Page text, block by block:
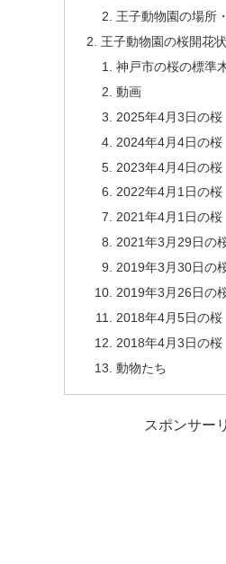
王子動物園の場所
王子動物園の桜開花
神戸市の桜の標準
動画
2025年4月3日の桜
2024年4月4日の桜
2023年4月4日の桜
2022年4月1日の桜
2021年4月1日の桜
2021年3月29日の
2019年3月30日の
2019年3月26日の
2018年4月5日の桜
2018年4月3日の桜
動物たち
スポンサー